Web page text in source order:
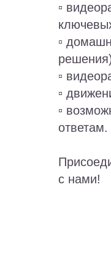
▫️
▫️
▫️
▫️
▫️
ответам.
с нами!